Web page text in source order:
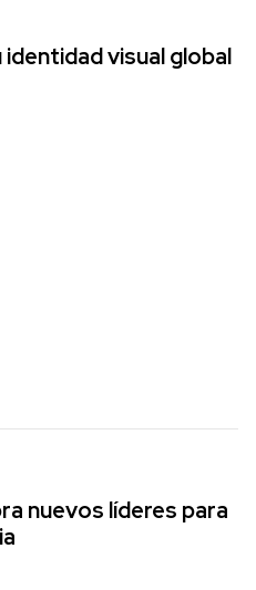
identidad visual global
nuevos líderes para